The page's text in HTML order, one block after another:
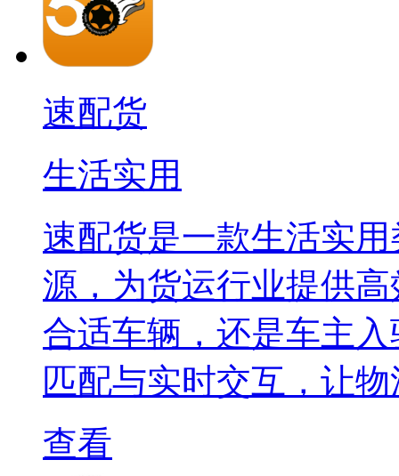
速配货
生活实用
速配货是一款生活实
源，为货运行业提供
合适车辆，还是车主
匹配与实时交互，让
查看